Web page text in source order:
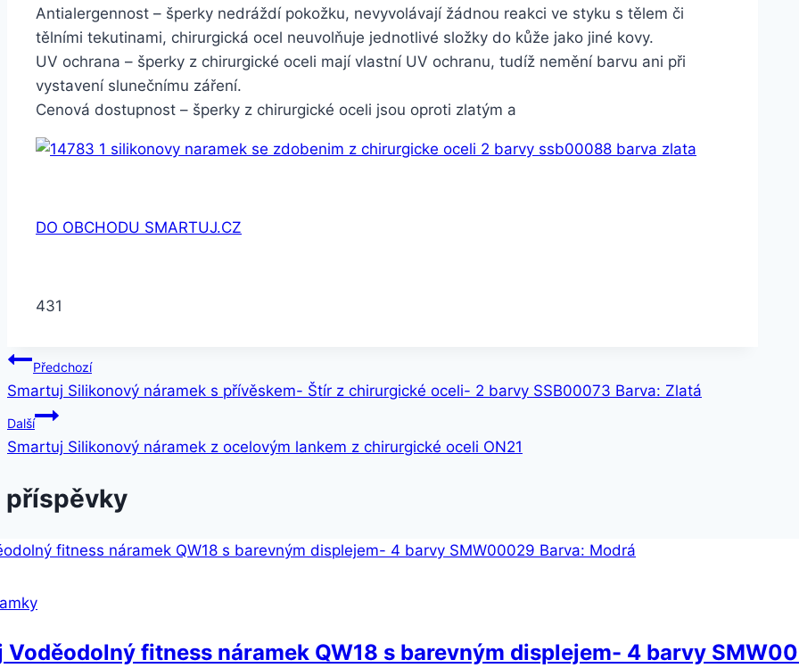
Antialergennost – šperky nedráždí pokožku, nevyvolávají žádnou reakci ve styku s tělem či
tělními tekutinami, chirurgická ocel neuvolňuje jednotlivé složky do kůže jako jiné kovy.
UV ochrana – šperky z chirurgické oceli mají vlastní UV ochranu, tudíž nemění barvu ani při
vystavení slunečnímu záření.
Cenová dostupnost – šperky z chirurgické oceli jsou oproti zlatým a
DO OBCHODU SMARTUJ.CZ
431
Navigace
pro
příspěvek
Předchozí
Smartuj Silikonový náramek s přívěskem- Štír z chirurgické oceli- 2 barvy SSB00073 Barva: Zlatá
Další
Smartuj Silikonový náramek z ocelovým lankem z chirurgické oceli ON21
příspěvky
Voděodolný fitness náramek QW18 s barevným displejem- 4 barvy